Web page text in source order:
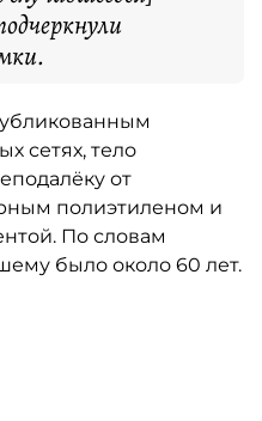
сетях, тело
от
полиэтиленом и
По словам
было около 60 лет.